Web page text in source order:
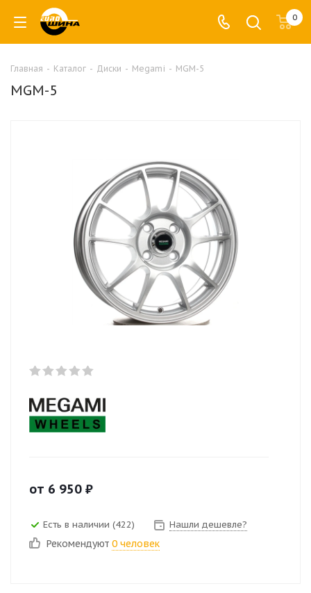
0
Главная - Каталог - Диски - Megami - MGM-5
MGM-5
от 6 950 ₽
Есть в наличии (422) Нашли дешевле?
Рекомендуют 0 человек